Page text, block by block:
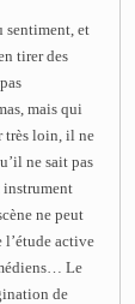
sentiment, et
tirer des
mais qui
très loin, il ne
ne sait pas
instrument
ne peut
l’étude active
Le
de